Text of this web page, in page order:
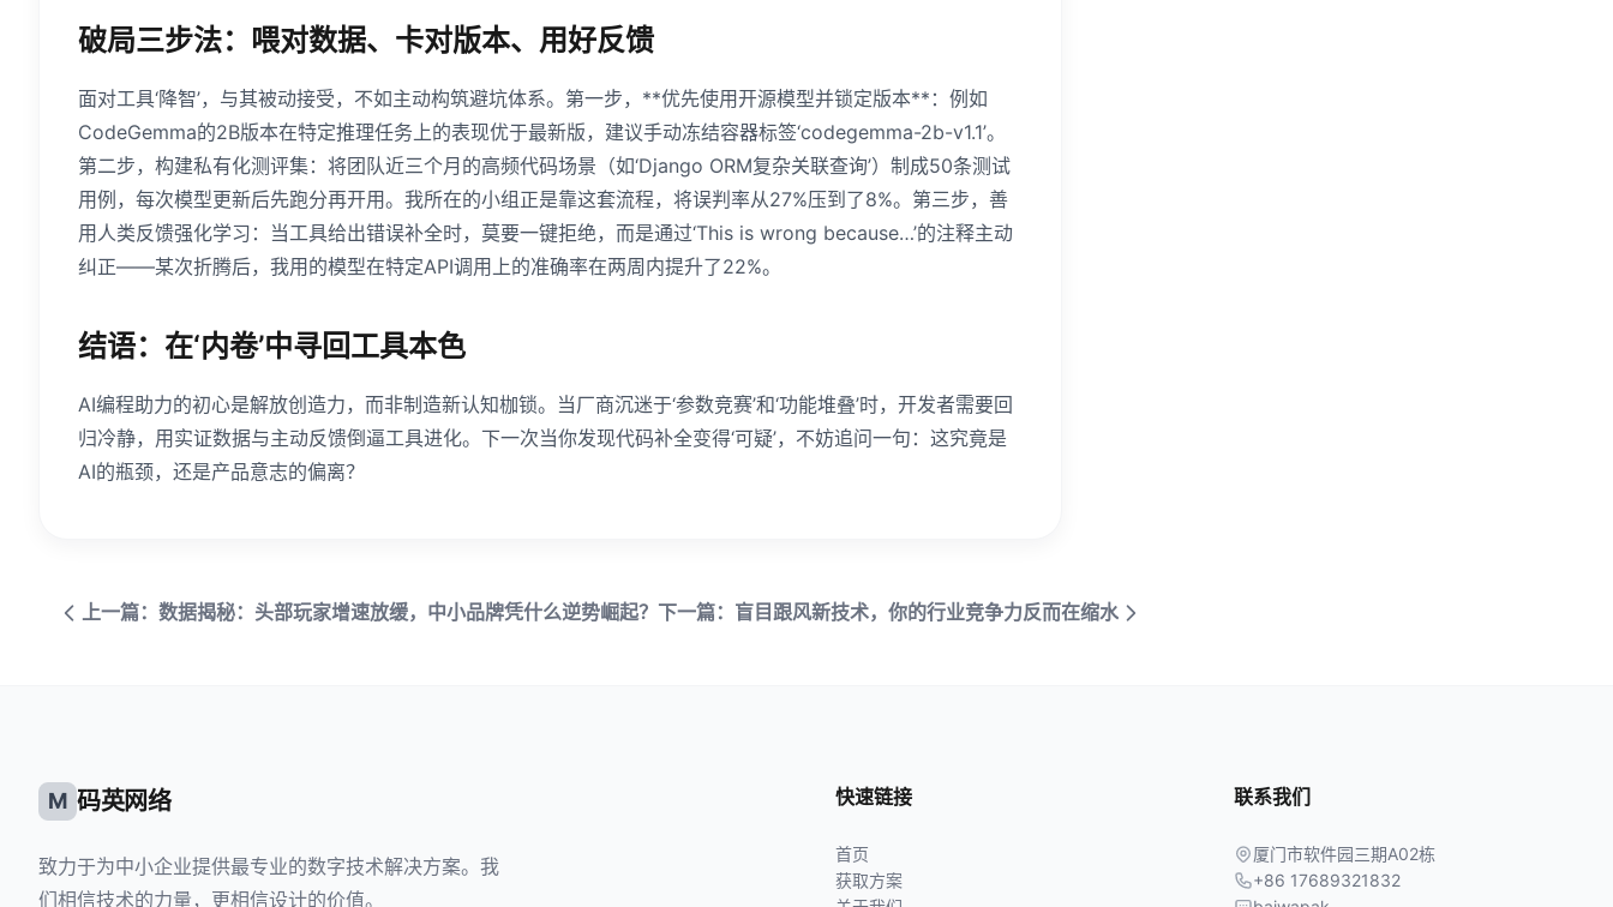
破局三步法：喂对数据、卡对版本、用好反馈
面对工具‘降智’，与其被动接受，不如主动构筑避坑体系。第一步，**优先使用开源模型并锁定版本**：例如
CodeGemma的2B版本在特定推理任务上的表现优于最新版，建议手动冻结容器标签‘codegemma-2b-v1.1’。
第二步，构建私有化测评集：将团队近三个月的高频代码场景（如‘Django ORM复杂关联查询’）制成50条测试
用例，每次模型更新后先跑分再开用。我所在的小组正是靠这套流程，将误判率从27%压到了8%。第三步，善
用人类反馈强化学习：当工具给出错误补全时，莫要一键拒绝，而是通过‘This is wrong because…’的注释主动
纠正——某次折腾后，我用的模型在特定API调用上的准确率在两周内提升了22%。
结语：在‘内卷’中寻回工具本色
AI编程助力的初心是解放创造力，而非制造新认知枷锁。当厂商沉迷于‘参数竞赛’和‘功能堆叠’时，开发者需要回
归冷静，用实证数据与主动反馈倒逼工具进化。下一次当你发现代码补全变得‘可疑’，不妨追问一句：这究竟是
AI的瓶颈，还是产品意志的偏离？
上一篇：数据揭秘：头部玩家增速放缓，中小品牌凭什么逆势崛起？ 下一篇：盲目跟风新技术，你的行业竞争力反而在缩水
M 码英网络
致力于为中小企业提供最专业的数字技术解决方案。我
们相信技术的力量，更相信设计的价值。
快速链接
首页
获取方案
联系我们
厦门市软件园三期A02栋
+86 17689321832